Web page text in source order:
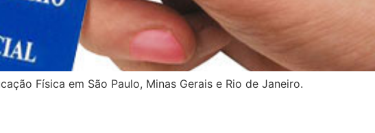
Física em São Paulo, Minas Gerais e Rio de Janeiro.